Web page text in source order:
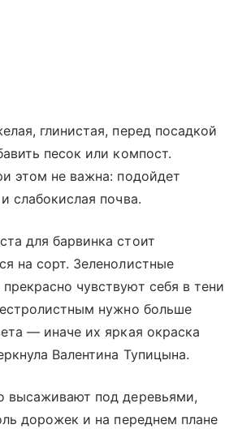
глинистая, перед посадкой
песок или компост.
этом не важна: подойдет
слабокислая почва.
для барвинка стоит
на сорт. Зеленолистные
чувствуют себя в тени
нужно больше
— иначе их яркая окраска
Валентина Тупицына.
высаживают под деревьями,
дорожек и на переднем плане